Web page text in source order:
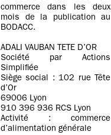
commerce dans les deux
mois de la publication au
BODACC.
ADALI VAUBAN TETE D’OR
Société par Actions
Simplifiée
Siège social : 102 rue Tête
d’Or
69006 Lyon
910 396 936 RCS Lyon
Activité : commerce
d’alimentation générale